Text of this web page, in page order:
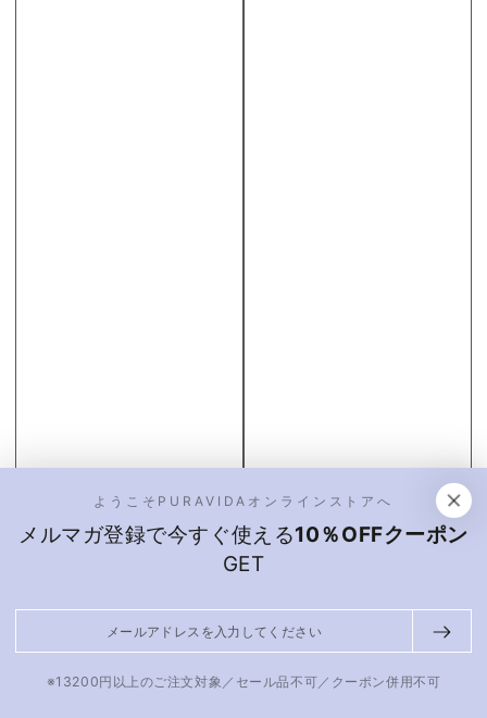
ようこそPURAVIDAオンラインストアへ
メルマガ登録で今すぐ使える10％OFFクーポン
GET
ー
※13200円以上のご注文対象／セール品不可／クーポン併用不可